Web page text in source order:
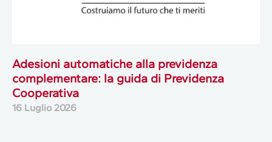
Adesioni automatiche alla previdenza
complementare: la guida di Previdenza
Cooperativa
16 Luglio 2026